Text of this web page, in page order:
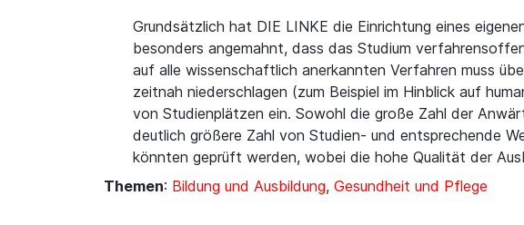
Grundsätzlich hat DIE LINKE die Einrichtung eines
besonders angemahnt, dass das Studium
auf alle wissenschaftlich anerkannten Verfahren muss
zeitnah niederschlagen (zum Beispiel im Hinblick auf
von Studienplätzen ein. Sowohl die große Zahl der
deutlich größere Zahl von Studien- und entsprechende
könnten geprüft werden, wobei die hohe Qualität der
Themen: Bildung und Ausbildung, Gesundheit und Pflege